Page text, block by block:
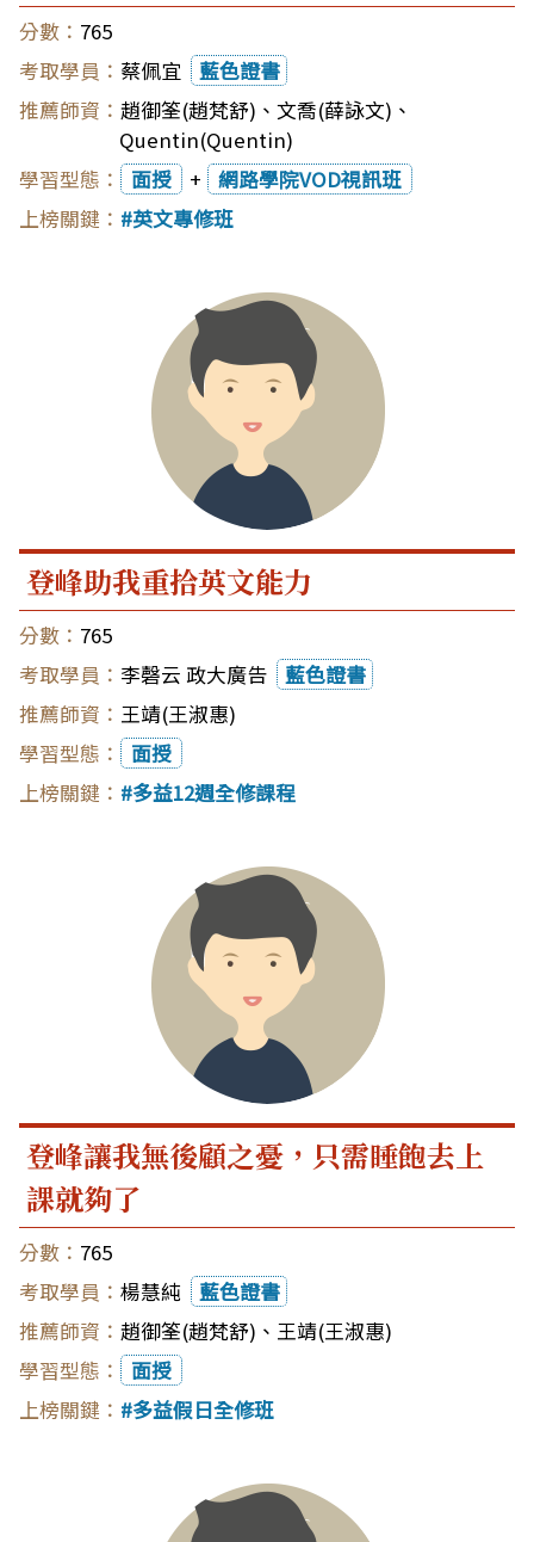
765
蔡佩宜
藍色證書
趙御筌(趙梵舒) 、 文喬(薛詠文) 、
Quentin(Quentin)
面授
+
網路學院VOD視訊班
英文專修班
登峰助我重拾英文能力
765
李磬云 政大廣告
藍色證書
王靖(王淑惠)
面授
多益12週全修課程
登峰讓我無後顧之憂，只需睡飽去上
課就夠了
765
楊慧純
藍色證書
趙御筌(趙梵舒) 、 王靖(王淑惠)
面授
多益假日全修班